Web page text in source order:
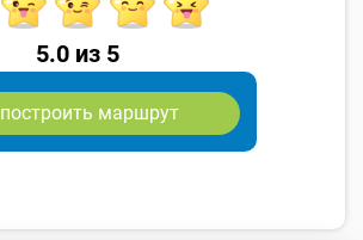
5.0 из 5
построить маршрут